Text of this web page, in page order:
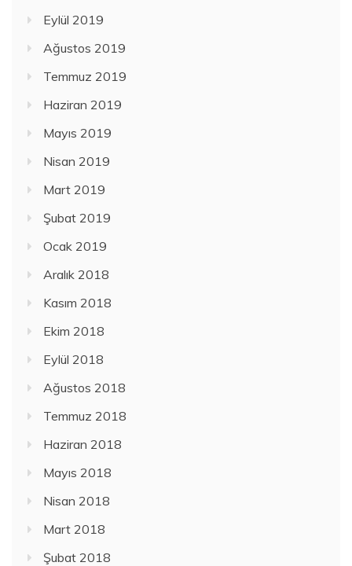
Eylül 2019
Ağustos 2019
Temmuz 2019
Haziran 2019
Mayıs 2019
Nisan 2019
Mart 2019
Şubat 2019
Ocak 2019
Aralık 2018
Kasım 2018
Ekim 2018
Eylül 2018
Ağustos 2018
Temmuz 2018
Haziran 2018
Mayıs 2018
Nisan 2018
Mart 2018
Şubat 2018